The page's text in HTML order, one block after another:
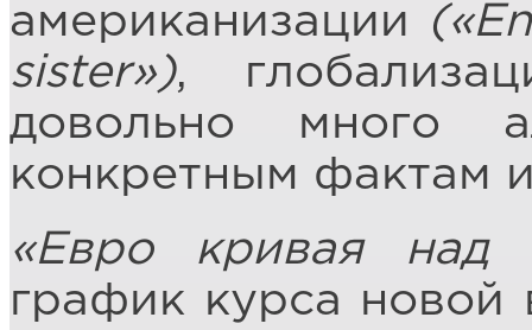
американизации
(«
sister»),
довольно много
конкретным фактам
«Евро кривая над
график курса